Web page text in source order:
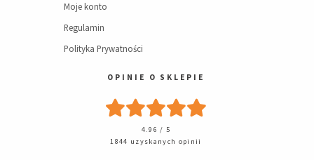
Moje konto
Regulamin
Polityka Prywatności
OPINIE O SKLEPIE
4.96 / 5
1844 uzyskanych opinii